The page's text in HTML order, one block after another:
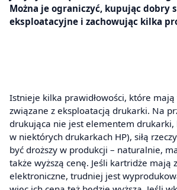
Można je ograniczyć, kupując dobry
eksploatacyjne i zachowując kilka
Istnieje kilka prawidłowości, które mają
związane z eksploatacją drukarki. Na
drukująca nie jest elementem drukarki,
w niektórych drukarkach HP), siłą
być droższy w produkcji – naturalnie,
także wyższą cenę. Jeśli kartridże mają
elektroniczne, trudniej jest